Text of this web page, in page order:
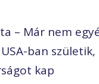
– Már nem
ban születik,
kap